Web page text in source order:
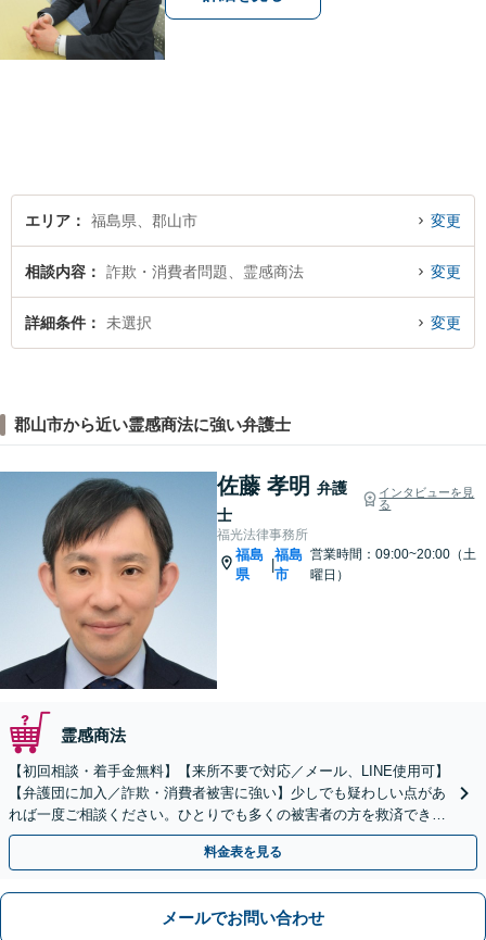
エリア 福島県、郡山市 変更
相談内容 詐欺・消費者問題、霊感商法 変更
詳細条件 未選択 変更
郡山市から近い霊感商法に強い弁護士
佐藤 孝明 弁護
士
インタビューを見
る
福光法律事務所
福島
県
|
福島
市
営業時間：09:00~20:00（土
曜日）
霊感商法
【初回相談・着手金無料】【来所不要で対応／メール、LINE使用可】
【弁護団に加入／詐欺・消費者被害に強い】少しでも疑わしい点があ
れば一度ご相談ください。ひとりでも多くの被害者の方を救済できる
よう全力でサポートします【休日・夜間相談可】
料金表を見る
メールでお問い合わせ